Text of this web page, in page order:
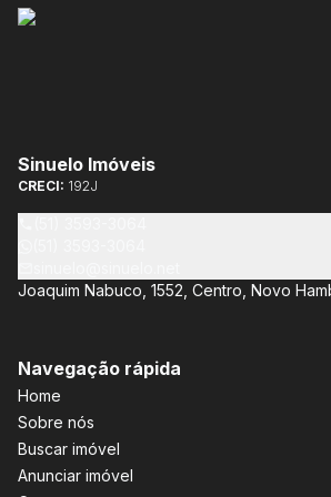
Sinuelo Imóveis
CRECI: 192J
Joaquim Nabuco, 1552, Centro, Novo
Navegação rápida
Home
Sobre nós
Buscar imóvel
Anunciar imóvel